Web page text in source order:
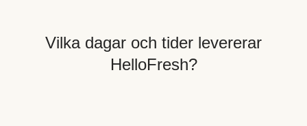
Vilka dagar och tider levererar
HelloFresh?